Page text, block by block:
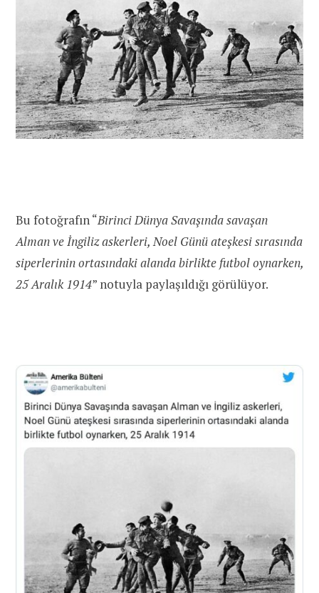
Bu fotoğrafın “Birinci Dünya Savaşında savaşan
Alman ve İngiliz askerleri, Noel Günü ateşkesi sırasında
siperlerinin ortasındaki alanda birlikte futbol oynarken,
25 Aralık 1914” notuyla paylaşıldığı görülüyor.